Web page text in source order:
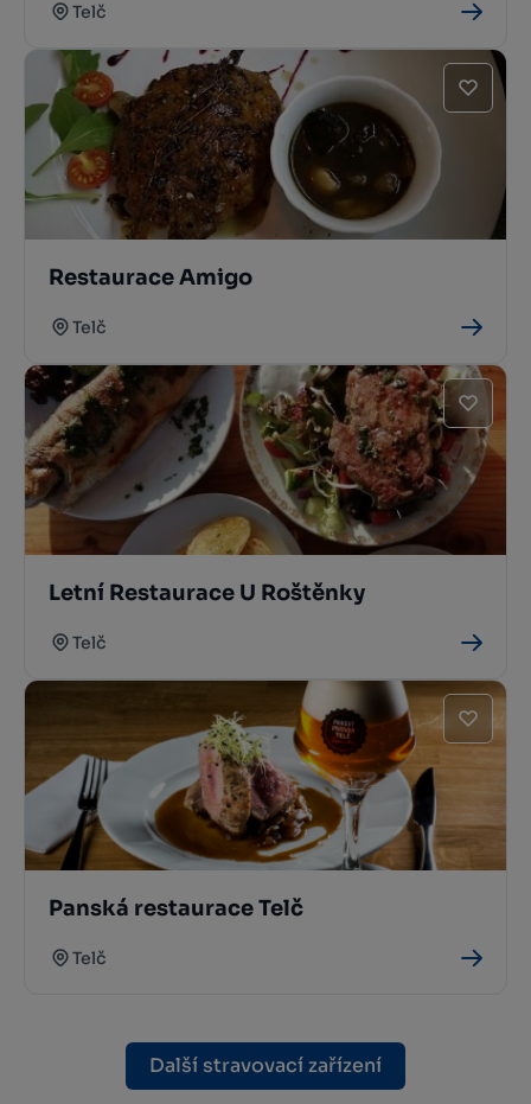
Telč
Restaurace Amigo
Telč
Letní Restaurace U Roštěnky
Telč
Panská restaurace Telč
Telč
Další stravovací zařízení